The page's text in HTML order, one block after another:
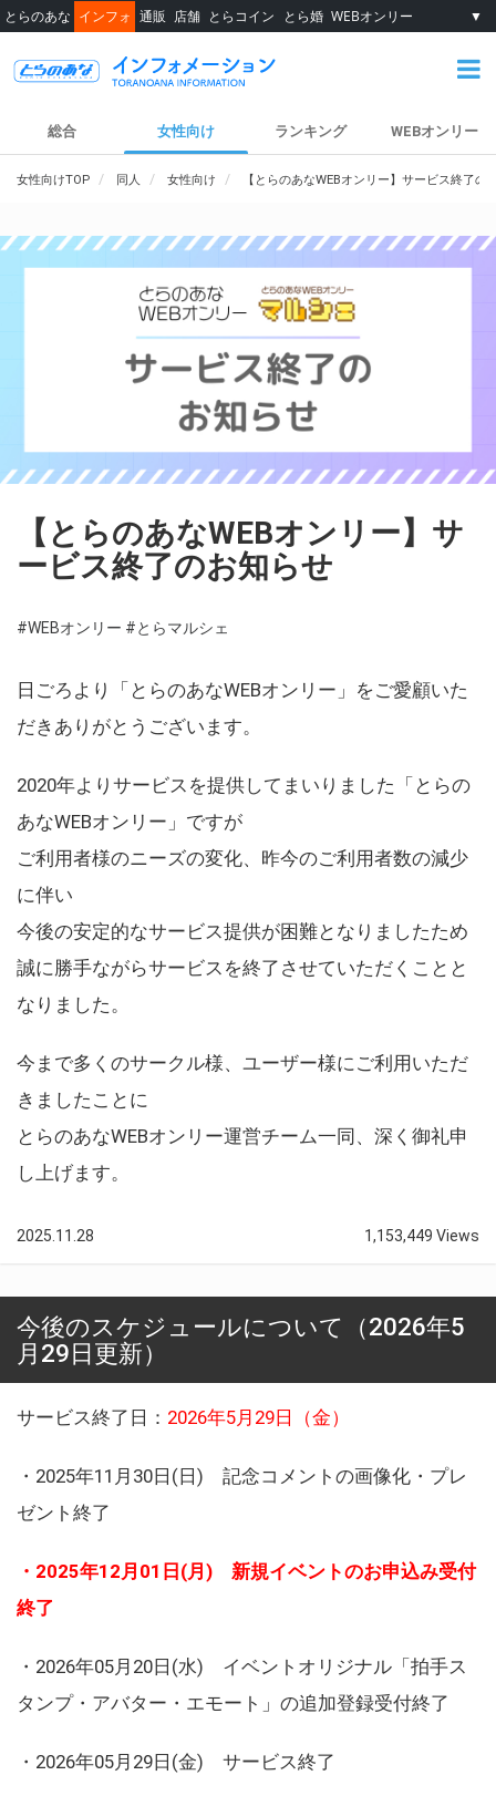
とらのあな インフォ 通販 店舗 とらコイン とら婚 WEBオンリー ▼
総合 女性向け ランキング WEBオンリー
女性向けTOP 同人 女性向け 【とらのあなWEBオンリー】サービス終了の
【とらのあなWEBオンリー】サ
ービス終了のお知らせ
#WEBオンリー #とらマルシェ
日ごろより「とらのあなWEBオンリー」をご愛顧いた
だきありがとうございます。
2020年よりサービスを提供してまいりました「とらの
あなWEBオンリー」ですが
ご利用者様のニーズの変化、昨今のご利用者数の減少
に伴い
今後の安定的なサービス提供が困難となりましたため
誠に勝手ながらサービスを終了させていただくことと
なりました。
今まで多くのサークル様、ユーザー様にご利用いただ
きましたことに
とらのあなWEBオンリー運営チーム一同、深く御礼申
し上げます。
2025.11.28 1,153,449 Views
今後のスケジュールについて（2026年5
月29日更新）
サービス終了日： 2026年5月29日（金）
・2025年11月30日(日) 記念コメントの画像化・プレ
ゼント終了
・2025年12月01日(月) 新規イベントのお申込み受付
終了
・2026年05月20日(水) イベントオリジナル「拍手ス
タンプ・アバター・エモート」の追加登録受付終了
・2026年05月29日(金) サービス終了